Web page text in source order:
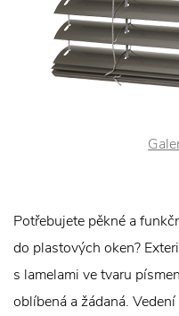
Potřebujete pěkné a
do plastových oken?
s lamelami ve tvaru
oblíbená a žádaná.